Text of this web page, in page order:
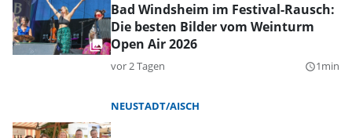
Bad Windsheim im Festival-Rausch:
Die besten Bilder vom Weinturm
Open Air 2026
vor 2 Tagen query_builder1min
NEUSTADT/AISCH